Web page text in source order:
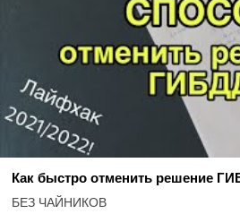
Как быстро отменить решение
БЕЗ ЧАЙНИКОВ